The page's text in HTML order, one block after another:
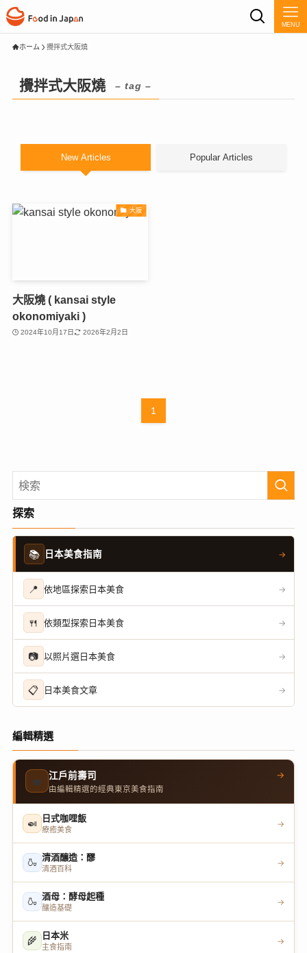
MENU
ホーム 攪拌式大阪燒
攪拌式大阪燒 – tag –
New Articles Popular Articles
大阪
大阪燒 ( kansai style
okonomiyaki )
2024年10月17日 2026年2月2日
1
探索
📚 日本美食指南 →
📍 依地區探索日本美食 →
🍴 依類型探索日本美食 →
📷 以照片選日本美食 →
📋 日本美食文章 →
編輯精選
🍣 江戶前壽司
由編輯精選的經典東京美食指南
→
🍛 日式咖哩飯
療癒美食
→
🍶 清酒釀造：醪
清酒百科
→
🍶 酒母：酵母起種
釀造基礎
→
🌾 日本米
主食指南
→